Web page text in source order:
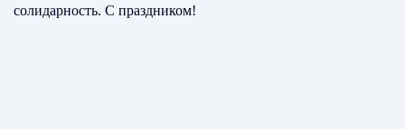
солидарность. С праздником!